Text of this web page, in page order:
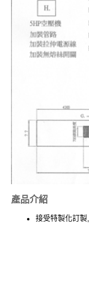
產品介紹
接受特製化訂